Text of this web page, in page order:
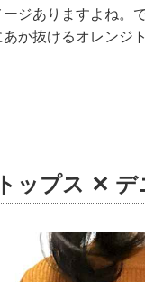
ジありますよね。
か抜けるオレンジ
ップス ✕ デ